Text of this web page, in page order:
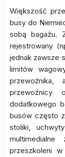
Większość
busy do
sobą bagażu.
rejestrowany
jednak zawsze
limitów
przewoźnika,
przewoźnicy
dodatkowego
busów często
stoliki,
przeszkoleni